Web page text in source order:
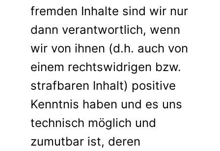
fremden Inhalte sind wir nur
dann verantwortlich, wenn
wir von ihnen (d.h. auch von
einem rechtswidrigen bzw.
strafbaren Inhalt) positive
Kenntnis haben und es uns
technisch möglich und
zumutbar ist, deren